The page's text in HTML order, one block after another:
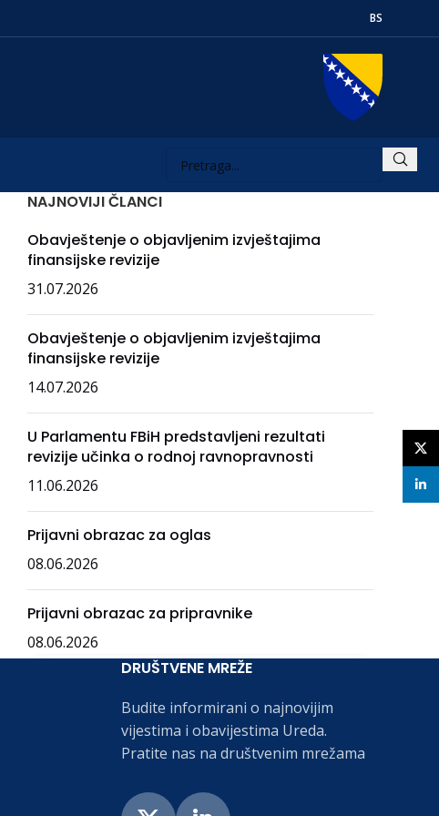
BS
NAJNOVIJI ČLANCI
Obavještenje o objavljenim izvještajima
finansijske revizije
31.07.2026
Obavještenje o objavljenim izvještajima
finansijske revizije
14.07.2026
U Parlamentu FBiH predstavljeni rezultati
revizije učinka o rodnoj ravnopravnosti
11.06.2026
Prijavni obrazac za oglas
08.06.2026
Prijavni obrazac za pripravnike
08.06.2026
DRUŠTVENE MREŽE
Budite informirani o najnovijim
vijestima i obavijestima Ureda.
Pratite nas na društvenim mrežama